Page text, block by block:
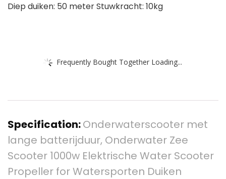
Diep duiken: 50 meter Stuwkracht: 10kg
Frequently Bought Together Loading...
Specification:Onderwaterscooter met
lange batterijduur, Onderwater Zee
Scooter 1000w Elektrische Water Scooter
Propeller for Watersporten Duiken